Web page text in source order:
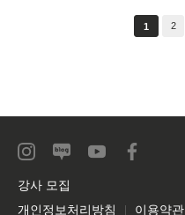
1 2
강사 모집
개인정보처리방침
이용약관